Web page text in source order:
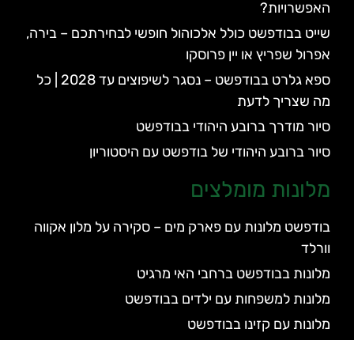
האפשרויות?
שייט בבודפשט כולל אלכוהול חופשי לבחירתכם – בירה,
אפרול שפריץ או יין פרוסקו
ספא גלרט בבודפשט – נסגר לשיפוצים עד 2028 | כל
מה שצריך לדעת
סיור מודרך ברובע היהודי בבודפשט
סיור ברובע היהודי של בודפשט עם היסטוריון
מלונות מומלצים
בודפשט מלונות עם פארק מים – סקירה על מלון אקווה
וורלד
מלונות בבודפשט ברחבי האי מרגיט
מלונות למשפחות עם ילדים בבודפשט
מלונות עם קזינו בבודפשט